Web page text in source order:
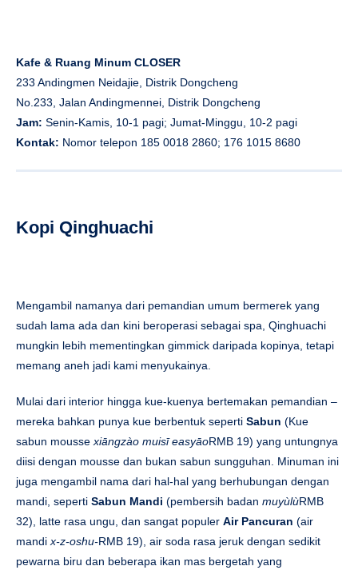
Kafe & Ruang Minum CLOSER
233 Andingmen Neidajie, Distrik Dongcheng
No.233, Jalan Andingmennei, Distrik Dongcheng
Jam: Senin-Kamis, 10-1 pagi; Jumat-Minggu, 10-2 pagi
Kontak: Nomor telepon 185 0018 2860; 176 1015 8680
Kopi Qinghuachi
Mengambil namanya dari pemandian umum bermerek yang
sudah lama ada dan kini beroperasi sebagai spa, Qinghuachi
mungkin lebih mementingkan gimmick daripada kopinya, tetapi
memang aneh jadi kami menyukainya.
Mulai dari interior hingga kue-kuenya bertemakan pemandian –
mereka bahkan punya kue berbentuk seperti Sabun (Kue
sabun moussexiāngzào muisī easyāoRMB 19) yang untungnya
diisi dengan mousse dan bukan sabun sungguhan. Minuman ini
juga mengambil nama dari hal-hal yang berhubungan dengan
mandi, seperti Sabun Mandi (pembersih badan muyùlùRMB
32), latte rasa ungu, dan sangat populer Air Pancuran (air
mandix-z-oshu-RMB 19), air soda rasa jeruk dengan sedikit
pewarna biru dan beberapa ikan mas bergetah yang